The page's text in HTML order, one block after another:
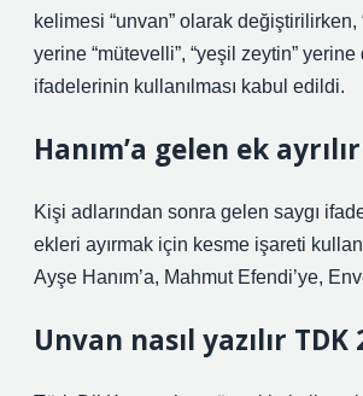
kelimesi “unvan” olarak değiştirilirken,
yerine “mütevelli”, “yeşil zeytin” yerine
ifadelerinin kullanılması kabul edildi.
Hanım’a gelen ek
Kişi adlarından sonra gelen saygı
ekleri ayırmak için kesme işareti
Ayşe Hanım’a, Mahmut Efendi’ye,
Unvan nasıl yazılır TDK